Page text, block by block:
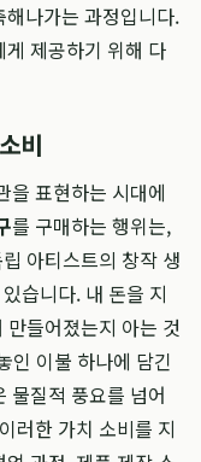
해나가는 과정입니다.
제공하기 위해 다
비
을 표현하는 시대에
를 구매하는 행위는,
아티스트의 창작 생
습니다. 내 돈을 지
들어졌는지 아는 것
인 이불 하나에 담긴
물질적 풍요를 넘어
러한 가치 소비를 지